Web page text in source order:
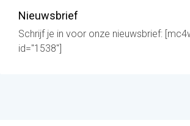
Nieuwsbrief
Schrijf je in voor onze nieuwsbrief:
id="1538"]